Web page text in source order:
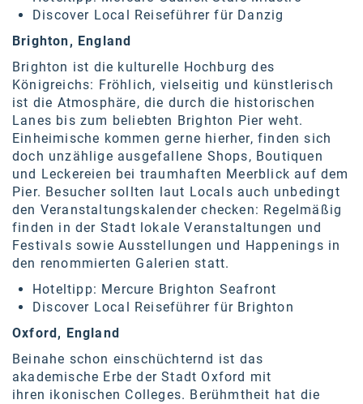
Discover Local Reiseführer für Danzig
Brighton, England
Brighton ist die kulturelle Hochburg des
Königreichs: Fröhlich, vielseitig und künstlerisch
ist die Atmosphäre, die durch die historischen
Lanes bis zum beliebten Brighton Pier weht.
Einheimische kommen gerne hierher, finden sich
doch unzählige ausgefallene Shops, Boutiquen
und Leckereien bei traumhaften Meerblick auf dem
Pier. Besucher sollten laut Locals auch unbedingt
den Veranstaltungskalender checken: Regelmäßig
finden in der Stadt lokale Veranstaltungen und
Festivals sowie Ausstellungen und Happenings in
den renommierten Galerien statt.
Hoteltipp: Mercure Brighton Seafront
Discover Local Reiseführer für Brighton
Oxford, England
Beinahe schon einschüchternd ist das
akademische Erbe der Stadt Oxford mit
ihren ikonischen Colleges. Berühmtheit hat die